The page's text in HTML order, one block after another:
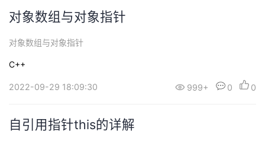
对象数组与对象指针
对象数组与对象指针
C++
2022-09-29 18:09:30 999+ 0 0
自引用指针this的详解